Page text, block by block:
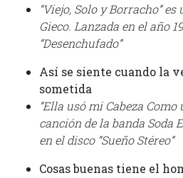
“Viejo, Solo y Borracho”
Gieco. Lanzada en el año
“Desenchufado”
Así se siente cuando la
sometida
“Ella usó mi Cabeza
canción de la banda Soda
en el disco “Sueño Stéreo”
Cosas buenas tiene el